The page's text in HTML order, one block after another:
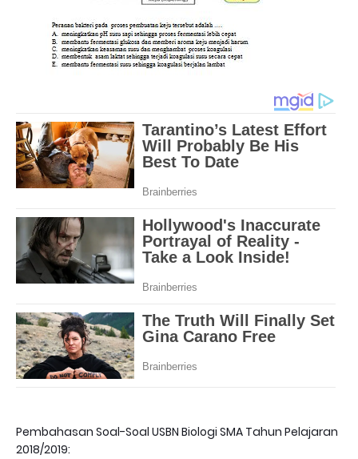
Pembahasan Soal-Soal USBN Biologi SMA Tahun Pelajaran
2018/2019: